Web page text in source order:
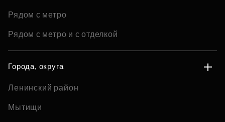
Рядом с метро
Рядом с метро и с отделкой
Города, округа
Ленинский район
Мытищи